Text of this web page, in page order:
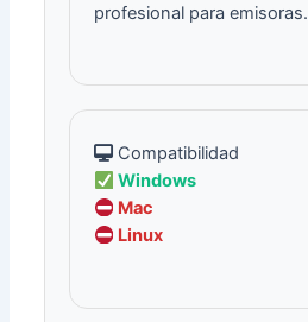
profesional para emisoras.
Compatibilidad
Windows
Mac
Linux